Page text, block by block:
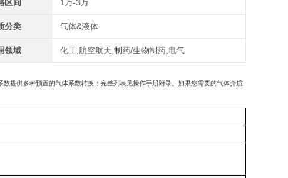
区间 1万-3万
分类 气体&液体
领域 化工,航空航天,制药/生物制药,电气
数提供多种预置的气体系数转换：完整列表见操作手册附录。如果您需要的气体介质